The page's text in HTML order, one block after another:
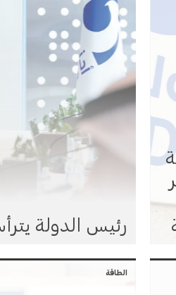
رئيس الدولة
الطاقة